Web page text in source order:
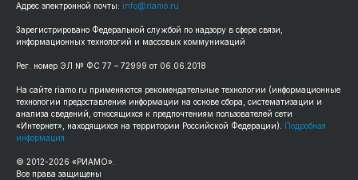
Адрес электронной почты: info@riamo.ru
Зарегистрировано Федеральной службой по надзору в сфере связи,
информационных технологий и массовых коммуникаций
Рег. номер ЭЛ № ФС 77 – 72999 от 06.06.2018
На сайте riamo.ru применяются рекомендательные технологии (информационные
технологии предоставления информации на основе сбора, систематизации и
анализа сведений, относящихся к предпочтениям пользователей сети
«Интернет», находящихся на территории Российской Федерации). Подробная
информация
© 2012-2026 «РИАМО».
Все права защищены